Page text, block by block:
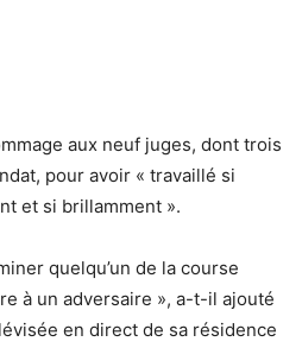
aux neuf juges, dont trois
pour avoir « travaillé si
et si brillamment ».
quelqu’un de la course
à un adversaire », a-t-il ajouté
en direct de sa résidence